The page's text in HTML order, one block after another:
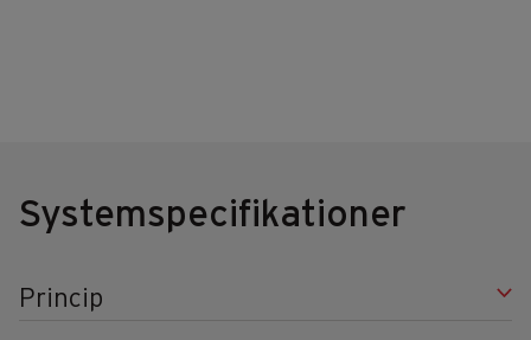
Systemspecifikationer
Princip